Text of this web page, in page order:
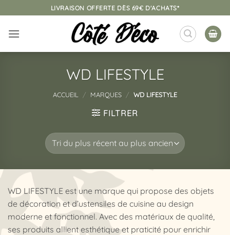
au
contenu
LIVRAISON OFFERTE DÈS 69€ D'ACHATS*
WD LIFESTYLE
ACCUEIL / MARQUES / WD LIFESTYLE
FILTRER
WD LIFESTYLE est une marque qui propose des objets
de décoration et d’ustensiles de cuisine au design
moderne et fonctionnel. Avec des matériaux de qualité,
ses produits allient esthétique et praticité pour enrichir